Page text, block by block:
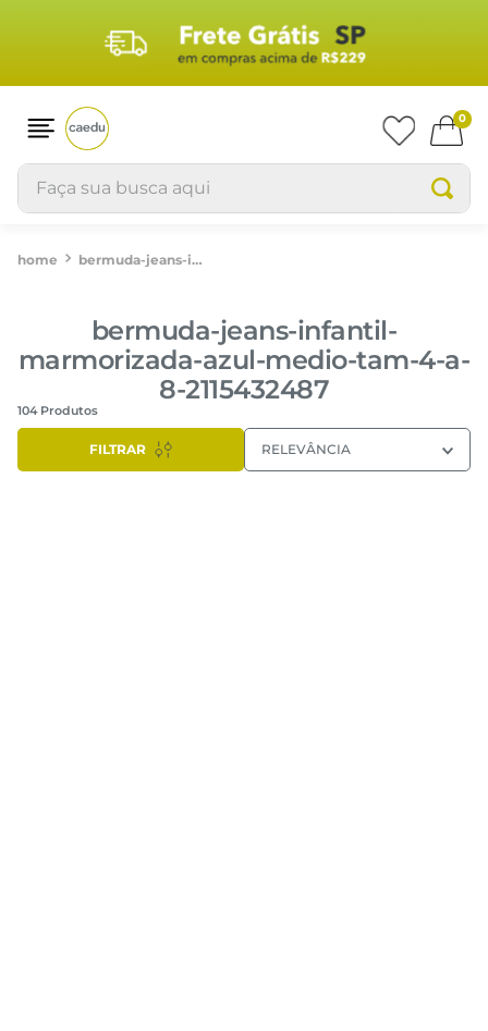
0
Faça sua busca aqui
bermuda-jeans-infantil-marmorizada-azul-medio-tam-4-a-8-2115432487
bermuda-jeans-infantil-
marmorizada-azul-medio-tam-4-a-
8-2115432487
104 Produtos
FILTRAR RELEVÂNCIA